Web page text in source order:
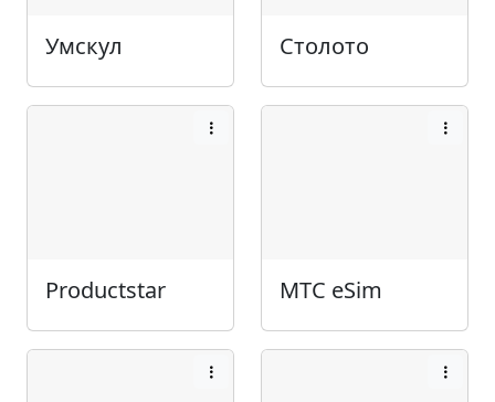
Умскул Столото
Productstar МТС eSim